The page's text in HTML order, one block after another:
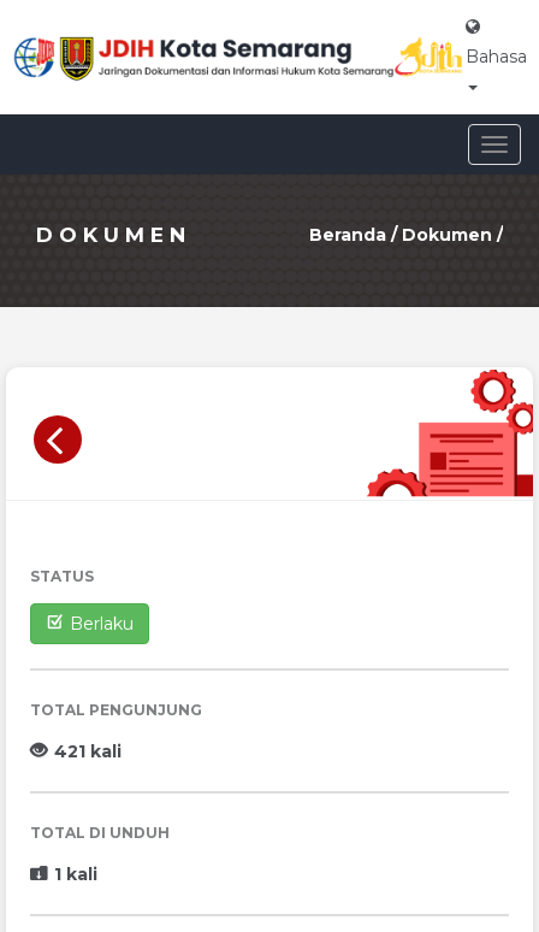
Bahasa
DOKUMEN Beranda / Dokumen /
STATUS
Berlaku
TOTAL PENGUNJUNG
421 kali
TOTAL DI UNDUH
1 kali